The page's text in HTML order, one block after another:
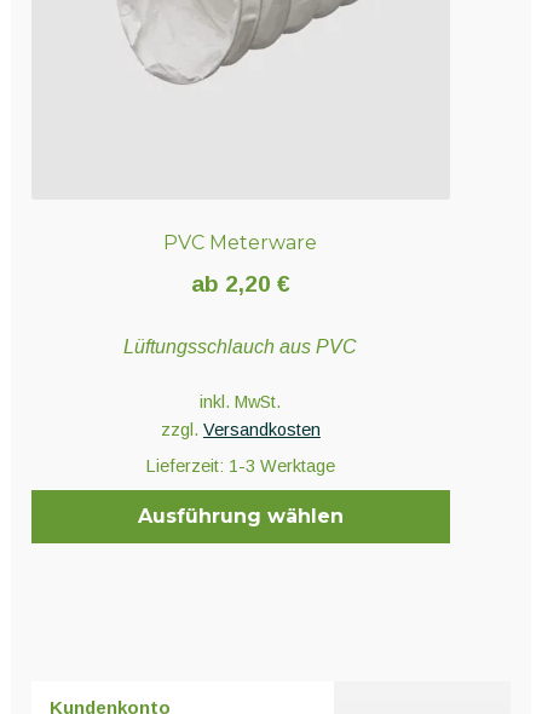
Produktseite
PVC Meterware
ab 2,20 €
Lüftungsschlauch aus PVC
inkl. MwSt.
zzgl. Versandkosten
Lieferzeit: 1-3 Werktage
Ausführung wählen
Kundenkonto